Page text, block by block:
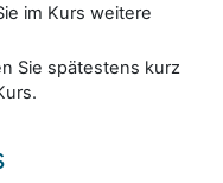
im Kurs weitere
Sie spätestens kurz